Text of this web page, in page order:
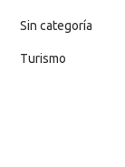
Sin categoría
Turismo